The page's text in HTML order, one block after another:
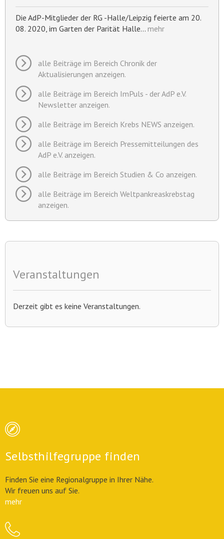
Die AdP-Mitglieder der RG -Halle/Leipzig feierte am 20.
08. 2020, im Garten der Parität Halle… mehr
alle Beiträge im Bereich Chronik der
Aktualisierungen anzeigen.
alle Beiträge im Bereich ImPuls - der AdP e.V.
Newsletter anzeigen.
alle Beiträge im Bereich Krebs NEWS anzeigen.
alle Beiträge im Bereich Pressemitteilungen des
AdP e.V. anzeigen.
alle Beiträge im Bereich Studien & Co anzeigen.
alle Beiträge im Bereich Weltpankreaskrebstag
anzeigen.
Veranstaltungen
Derzeit gibt es keine Veranstaltungen.
Selbsthilfegruppe finden
Finden Sie eine Regionalgruppe in Ihrer Nähe.
Wir freuen uns auf Sie.
mehr